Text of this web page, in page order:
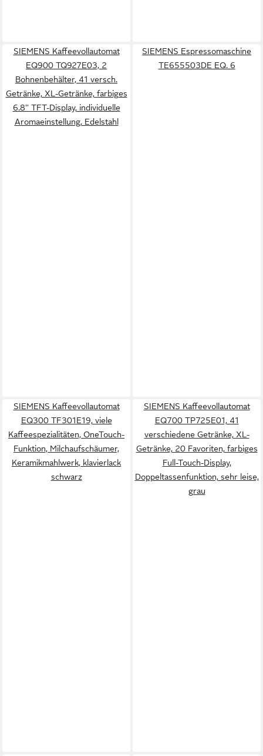
SIEMENS Kaffeevollautomat
EQ900 TQ927E03, 2
Bohnenbehälter, 41 versch.
Getränke, XL-Getränke, farbiges
6.8'' TFT-Display, individuelle
Aromaeinstellung, Edelstahl
SIEMENS Espressomaschine
TE655503DE EQ. 6
SIEMENS Kaffeevollautomat
EQ300 TF301E19, viele
Kaffeespezialitäten, OneTouch-
Funktion, Milchaufschäumer,
Keramikmahlwerk, klavierlack
schwarz
SIEMENS Kaffeevollautomat
EQ700 TP725E01, 41
verschiedene Getränke, XL-
Getränke, 20 Favoriten, farbiges
Full-Touch-Display,
Doppeltassenfunktion, sehr leise,
grau